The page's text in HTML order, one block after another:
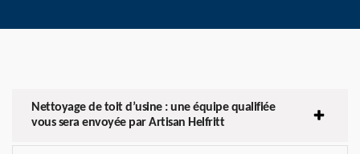
Nettoyage de toit d’usine : une équipe qualifiée
vous sera envoyée par Artisan Helfritt